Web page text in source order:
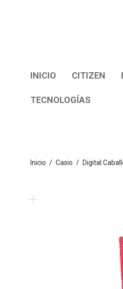
INICIO CITIZEN
TECNOLOGÍAS
Inicio / Casio / Digital